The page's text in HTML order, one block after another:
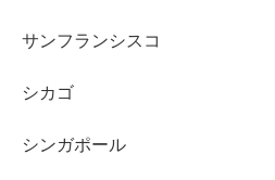
サンフランシスコ
シカゴ
シンガポール